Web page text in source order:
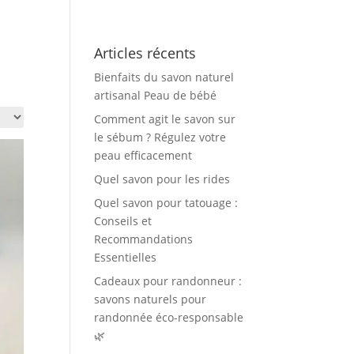
Articles récents
Bienfaits du savon naturel
artisanal Peau de bébé
Comment agit le savon sur
le sébum ? Régulez votre
peau efficacement
Quel savon pour les rides
Quel savon pour tatouage :
Conseils et
Recommandations
Essentielles
Cadeaux pour randonneur :
savons naturels pour
randonnée éco-responsable
🌿